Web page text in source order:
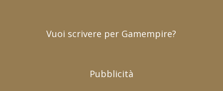
Vuoi scrivere per Gamempire?
Pubblicità